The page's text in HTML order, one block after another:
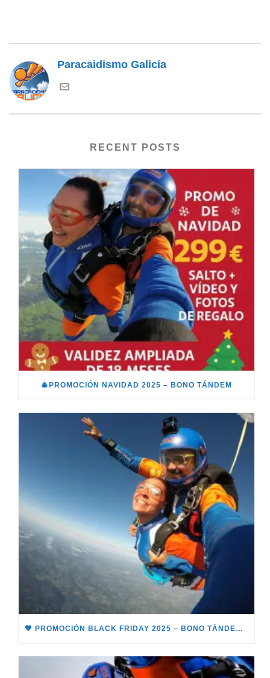
Paracaidismo Galicia
RECENT POSTS
🎄PROMOCIÓN NAVIDAD 2025 – BONO TÁNDEM
🖤 PROMOCIÓN BLACK FRIDAY 2025 – BONO TÁNDEM 🖤